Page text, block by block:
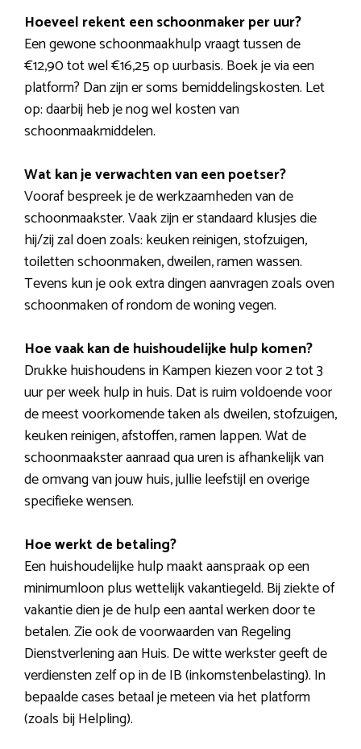
Hoeveel rekent een schoonmaker per uur?
Een gewone schoonmaakhulp vraagt tussen de
€12,90 tot wel €16,25 op uurbasis. Boek je via een
platform? Dan zijn er soms bemiddelingskosten. Let
op: daarbij heb je nog wel kosten van
schoonmaakmiddelen.
Wat kan je verwachten van een poetser?
Vooraf bespreek je de werkzaamheden van de
schoonmaakster. Vaak zijn er standaard klusjes die
hij/zij zal doen zoals: keuken reinigen, stofzuigen,
toiletten schoonmaken, dweilen, ramen wassen.
Tevens kun je ook extra dingen aanvragen zoals oven
schoonmaken of rondom de woning vegen.
Hoe vaak kan de huishoudelijke hulp komen?
Drukke huishoudens in Kampen kiezen voor 2 tot 3
uur per week hulp in huis. Dat is ruim voldoende voor
de meest voorkomende taken als dweilen, stofzuigen,
keuken reinigen, afstoffen, ramen lappen. Wat de
schoonmaakster aanraad qua uren is afhankelijk van
de omvang van jouw huis, jullie leefstijl en overige
specifieke wensen.
Hoe werkt de betaling?
Een huishoudelijke hulp maakt aanspraak op een
minimumloon plus wettelijk vakantiegeld. Bij ziekte of
vakantie dien je de hulp een aantal werken door te
betalen. Zie ook de voorwaarden van Regeling
Dienstverlening aan Huis. De witte werkster geeft de
verdiensten zelf op in de IB (inkomstenbelasting). In
bepaalde cases betaal je meteen via het platform
(zoals bij Helpling).